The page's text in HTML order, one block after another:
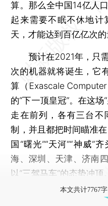
算。那么全中国14亿人
起来需要不眠不休地
天，才能达到百亿亿次的
预计在2021年，只需
次的机器就将诞生，
算（Exascale
的“下一顶皇冠”。在这
走在前列，各有三台不
制，并且都把时间瞄准
国“曙光”“天河”“神威”
海、深圳、天津、济南
以“三驾马车”的态势冲顶。
本文共计7767